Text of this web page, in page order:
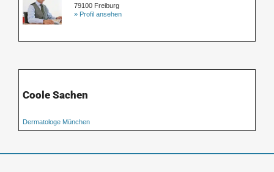
79100 Freiburg
» Profil ansehen
Coole Sachen
Dermatologe München